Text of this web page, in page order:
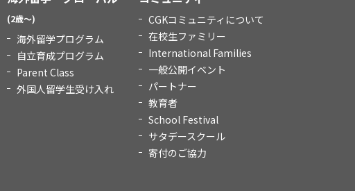
(2歳～)
海外留学プログラム
自立育成プログラム
Parent Class
外国人留学生受け入れ
CGKコミュニティについて
在校生ファミリー
International Families
一般公開イベント
パートナー
教育者
School Festival
サタデースクール
寄付のご協力